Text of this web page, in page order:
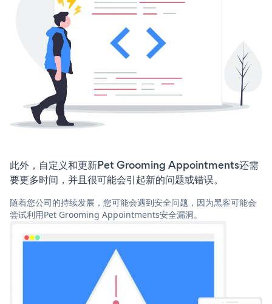
此外，自定义和更新Pet Grooming Appointments还需
要更多时间，并且很可能会引起新的问题或错误。
随着您公司的持续发展，您可能会遇到安全问题，因为黑客可能会
尝试利用Pet Grooming Appointments安全漏洞。